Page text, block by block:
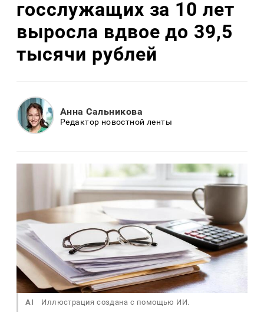
госслужащих за 10 лет
выросла вдвое до 39,5
тысячи рублей
Анна Сальникова
Редактор новостной ленты
AI Иллюстрация создана с помощью ИИ.